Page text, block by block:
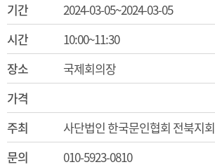
기간
2024-03-05~2024-03-05
시간
10:00~11:30
장소
국제회의장
가격
주최
사단법인 한국문인협회 전북지회
문의
010-5923-0810